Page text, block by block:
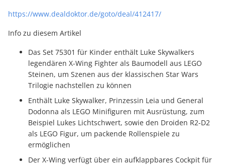
https://www.dealdoktor.de/goto/deal/412417/
Info zu diesem Artikel
Das Set 75301 für Kinder enthält Luke Skywalkers
legendären X-Wing Fighter als Baumodell aus LEGO
Steinen, um Szenen aus der klassischen Star Wars
Trilogie nachstellen zu können
Enthält Luke Skywalker, Prinzessin Leia und General
Dodonna als LEGO Minifiguren mit Ausrüstung, zum
Beispiel Lukes Lichtschwert, sowie den Droiden R2-D2
als LEGO Figur, um packende Rollenspiele zu
ermöglichen
Der X-Wing verfügt über ein aufklappbares Cockpit für